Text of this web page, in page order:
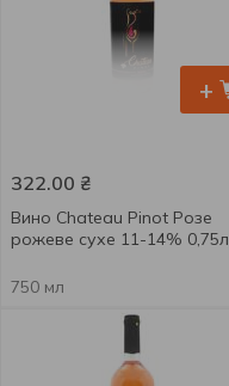
+
322.00 ₴
Вино Chateau Pinot Розе
рожеве сухе 11-14% 0,75л
750 мл